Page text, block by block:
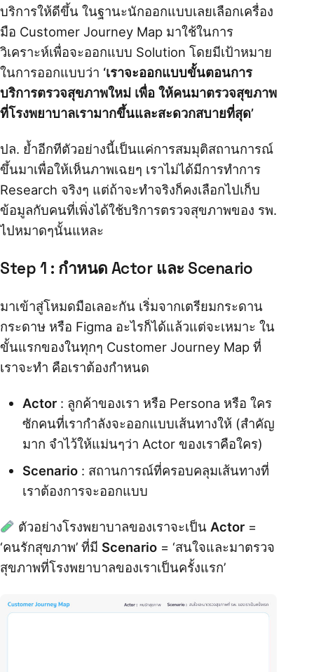
บริการให้ดีขึ้น ในฐานะนักออกแบบเลยเลือกเครื่อง
มือ Customer Journey Map มาใช้ในการ
วิเคราะห์เพื่อจะออกแบบ Solution โดยมีเป้าหมาย
ในการออกแบบว่า ‘เราจะออกแบบขั้นตอนการ
บริการตรวจสุขภาพใหม่ เพื่อ ให้คนมาตรวจสุขภาพ
ที่โรงพยาบาลเรามากขึ้นและสะดวกสบายที่สุด’
ปล. ย้ำอีกทีตัวอย่างนี้เป็นแค่การสมมุติสถานการณ์
ขึ้นมาเพื่อให้เห็นภาพเฉยๆ เราไม่ได้มีการทำการ
Research จริงๆ แต่ถ้าจะทำจริงก็คงเลือกไปเก็บ
ข้อมูลกับคนที่เพิ่งได้ใช้บริการตรวจสุขภาพของ รพ.
ไปหมาดๆนั้นแหละ
Step 1 : กำหนด Actor และ Scenario
มาเข้าสู่โหมดมือเลอะกัน เริ่มจากเตรียมกระดาน
กระดาษ หรือ Figma อะไรก็ได้แล้วแต่จะเหมาะ ใน
ขั้นแรกของในทุกๆ Customer Journey Map ที่
เราจะทำ คือเราต้องกำหนด
Actor : ลูกค้าของเรา หรือ Persona หรือ ใคร
ซักคนที่เรากำลังจะออกแบบเส้นทางให้ (สำคัญ
มาก จำไว้ให้แม่นๆว่า Actor ของเราคือใคร)
Scenario : สถานการณ์ที่ครอบคลุมเส้นทางที่
เราต้องการจะออกแบบ
ตัวอย่างโรงพยาบาลของเราจะเป็น Actor=
‘คนรักสุขภาพ’ ที่มี Scenario = ‘สนใจและมาตรวจ
สุขภาพที่โรงพยาบาลของเราเป็นครั้งแรก’